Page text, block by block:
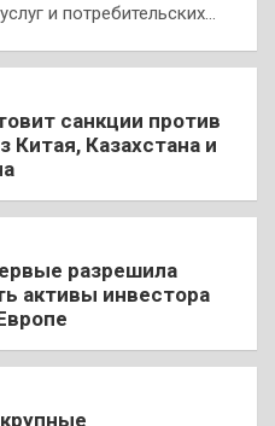
и потребительских…
санкции против
Китая, Казахстана и
разрешила
активы инвестора